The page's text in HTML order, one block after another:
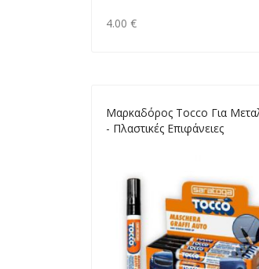
4.00 €
Μαρκαδόρος Tocco Για
- Πλαστικές Επιφάνειες